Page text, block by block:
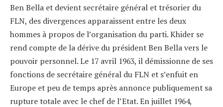
Ben Bella et devient secrétaire général et trésorier du
FLN, des divergences apparaissent entre les deux
hommes à propos de l’organisation du parti. Khider se
rend compte de la dérive du président Ben Bella vers le
pouvoir personnel. Le 17 avril 1963, il démissionne de ses
fonctions de secrétaire général du FLN et s’enfuit en
Europe et peu de temps après annonce publiquement sa
rupture totale avec le chef de l’Etat. En juillet 1964,